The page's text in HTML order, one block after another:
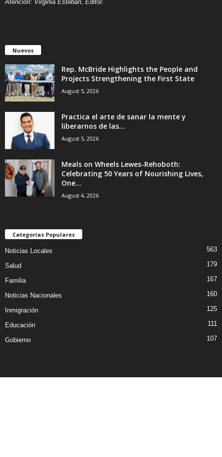
Atención: Virginia Esteban, Editor.
Nuevos
Rep. McBride Highlights the People and
Projects Strengthening the First State
August 5, 2026
Practica el arte de sanar la mente y
liberarnos de las...
August 5, 2026
Meals on Wheels Lewes-Rehoboth:
Celebrating 50 Years of Nourishing Lives,
One...
August 4, 2026
Categorías Populares
Noticias Locales 563
Salud 179
Familia 167
Noticias Nacionales 160
Inmigración 125
Educación 111
Gobierno 107